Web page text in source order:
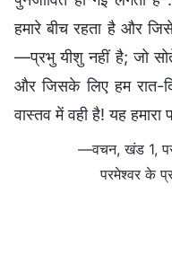
हमारे बीच रहता है और
—प्रभु यीशु नहीं है; जो
और जिसके लिए हम रात-
वास्तव में वही है! यह
—वचन, खंड 1,
परमेश्वर के